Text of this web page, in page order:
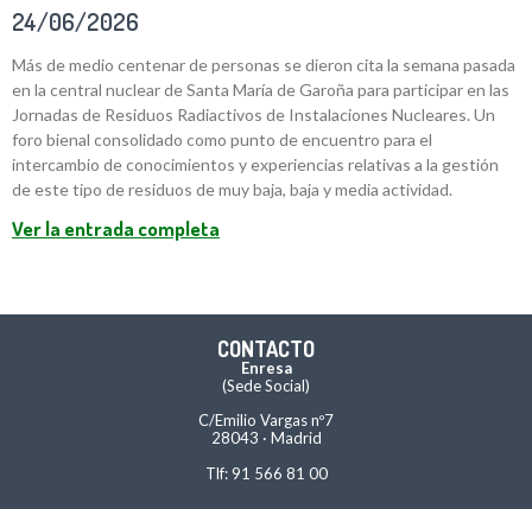
24/06/2026
Más de medio centenar de personas se dieron cita la semana pasada
en la central nuclear de Santa María de Garoña para participar en las
Jornadas de Residuos Radiactivos de Instalaciones Nucleares. Un
foro bienal consolidado como punto de encuentro para el
intercambio de conocimientos y experiencias relativas a la gestión
de este tipo de residuos de muy baja, baja y media actividad.
Ver la entrada completa
CONTACTO
Enresa
(Sede Social)
C/Emilio Vargas nº7
28043 · Madrid
Tlf: 91 566 81 00